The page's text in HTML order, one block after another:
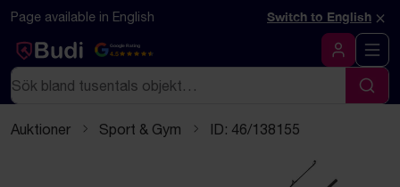
Hoppa till innehåll
Textbaserad (markdown) version av denna sida
Page available in English Switch to English ×
Google Rating
4.5
Logga in
Sök
Sök
Auktioner Sport & Gym ID: 46/138155